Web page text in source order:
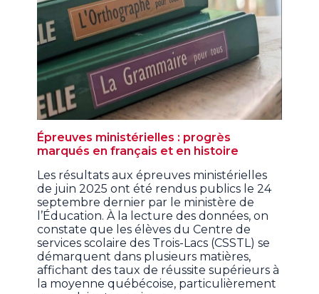
Épreuves ministérielles : progrès
marqués en français et en histoire
Les résultats aux épreuves ministérielles
de juin 2025 ont été rendus publics le 24
septembre dernier par le ministère de
l’Éducation. À la lecture des données, on
constate que les élèves du Centre de
services scolaire des Trois-Lacs (CSSTL) se
démarquent dans plusieurs matières,
affichant des taux de réussite supérieurs à
la moyenne québécoise, particulièrement